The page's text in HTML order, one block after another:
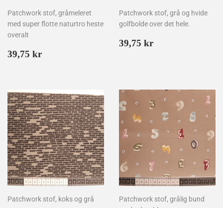
Patchwork stof, gråmeleret
med super flotte naturtro heste
overalt
Normalpris
39,75 kr
Patchwork stof, grå og hvide
golfbolde over det hele.
Normalpris
39,75 kr
Patchwork stof, koks og grå
Patchwork stof, grålig bund